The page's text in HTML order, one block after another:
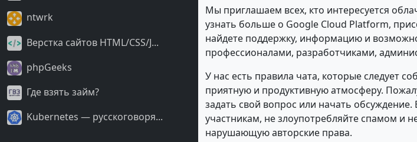
ntwrk
Верстка сайтов HTML/CSS/J...
phpGeeks
Где взять займ?
Kubernetes — русскоговоря...
Мы приглашаем всех, кто интересуется
узнать больше о Google Cloud Platform,
найдете поддержку, информацию и
профессионалами, разработчиками,
У нас есть правила чата, которые следует
приятную и продуктивную атмосферу.
задать свой вопрос или начать
участникам, не злоупотребляйте спамом и
нарушающую авторские права.